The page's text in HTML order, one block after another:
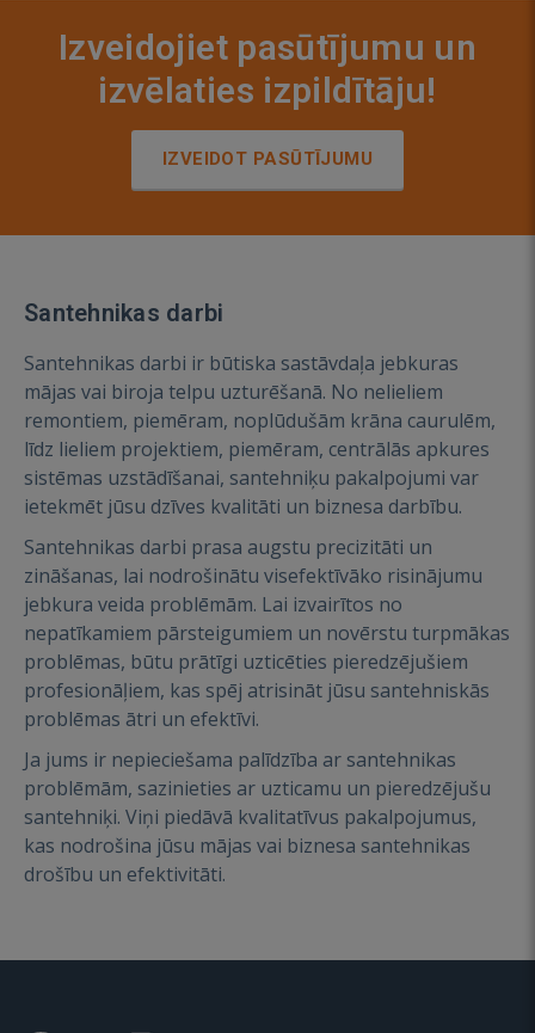
Izveidojiet pasūtījumu un
izvēlaties izpildītāju!
IZVEIDOT PASŪTĪJUMU
Santehnikas darbi
Santehnikas darbi ir būtiska sastāvdaļa jebkuras
mājas vai biroja telpu uzturēšanā. No nelieliem
remontiem, piemēram, noplūdušām krāna caurulēm,
līdz lieliem projektiem, piemēram, centrālās apkures
sistēmas uzstādīšanai, santehniķu pakalpojumi var
ietekmēt jūsu dzīves kvalitāti un biznesa darbību.
Santehnikas darbi prasa augstu precizitāti un
zināšanas, lai nodrošinātu visefektīvāko risinājumu
jebkura veida problēmām. Lai izvairītos no
nepatīkamiem pārsteigumiem un novērstu turpmākas
problēmas, būtu prātīgi uzticēties pieredzējušiem
profesionāļiem, kas spēj atrisināt jūsu santehniskās
problēmas ātri un efektīvi.
Ja jums ir nepieciešama palīdzība ar santehnikas
problēmām, sazinieties ar uzticamu un pieredzējušu
santehniķi. Viņi piedāvā kvalitatīvus pakalpojumus,
kas nodrošina jūsu mājas vai biznesa santehnikas
drošību un efektivitāti.